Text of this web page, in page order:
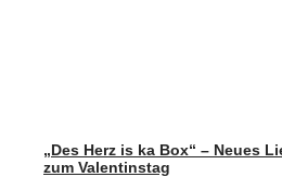
„Des Herz is ka Box“ – Neues
zum Valentinstag